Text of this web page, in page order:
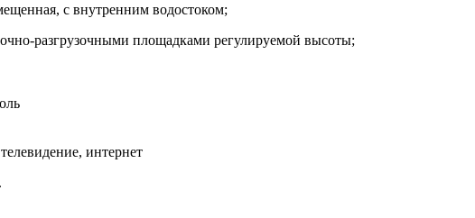
с внутренним водостоком;
разгрузочными площадками регулируемой высоты;
интернет